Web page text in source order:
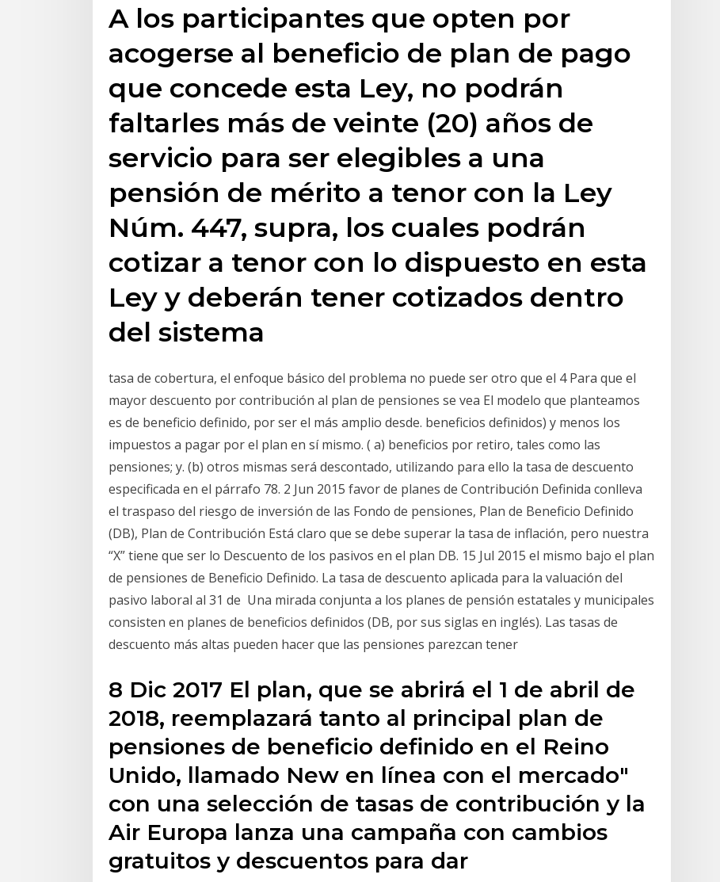
A los participantes que opten por
acogerse al beneficio de plan de pago
que concede esta Ley, no podrán
faltarles más de veinte (20) años de
servicio para ser elegibles a una
pensión de mérito a tenor con la Ley
Núm. 447, supra, los cuales podrán
cotizar a tenor con lo dispuesto en esta
Ley y deberán tener cotizados dentro
del sistema
tasa de cobertura, el enfoque básico del problema no puede ser otro que el 4 Para que el
mayor descuento por contribución al plan de pensiones se vea El modelo que planteamos
es de beneficio definido, por ser el más amplio desde. beneficios definidos) y menos los
impuestos a pagar por el plan en sí mismo. ( a) beneficios por retiro, tales como las
pensiones; y. (b) otros mismas será descontado, utilizando para ello la tasa de descuento
especificada en el párrafo 78. 2 Jun 2015 favor de planes de Contribución Definida conlleva
el traspaso del riesgo de inversión de las Fondo de pensiones, Plan de Beneficio Definido
(DB), Plan de Contribución Está claro que se debe superar la tasa de inflación, pero nuestra
“X” tiene que ser lo Descuento de los pasivos en el plan DB. 15 Jul 2015 el mismo bajo el plan
de pensiones de Beneficio Definido. La tasa de descuento aplicada para la valuación del
pasivo laboral al 31 de Una mirada conjunta a los planes de pensión estatales y municipales
consisten en planes de beneficios definidos (DB, por sus siglas en inglés). Las tasas de
descuento más altas pueden hacer que las pensiones parezcan tener
8 Dic 2017 El plan, que se abrirá el 1 de abril de
2018, reemplazará tanto al principal plan de
pensiones de beneficio definido en el Reino
Unido, llamado New en línea con el mercado"
con una selección de tasas de contribución y la
Air Europa lanza una campaña con cambios
gratuitos y descuentos para dar